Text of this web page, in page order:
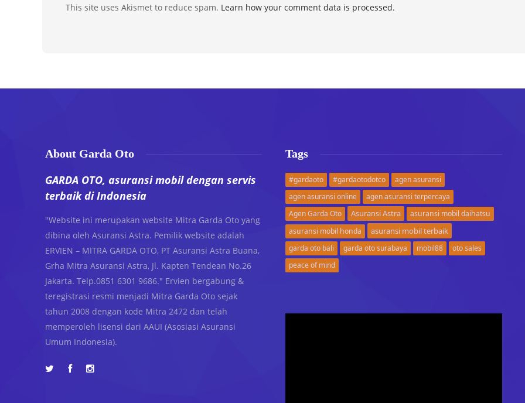
This site uses Akismet to reduce spam. Learn how your comment data is processed.
About Garda Oto
GARDA OTO, asuransi mobil dengan servis
terbaik di Indonesia
"Website ini merupakan website Mitra Garda Oto yang
dibina oleh Asuransi Astra. Pemilik website adalah
ERVIEN – MITRA GARDA OTO, PT Asuransi Astra Buana,
Grha Mitra Asuransi Astra, Jl. Kapten Tendean No.26
Jakarta. Telp.0851 6301 9686." Ervien bergabung &
teregistrasi resmi menjadi Mitra Garda Oto sejak
tahun 2008 dengan kode Mitra 2472 dan telah
memperoleh lisensi dari AAUI (Asosiasi Asuransi
Umum Indonesia).
Tags
#gardaoto #gardaotodotco
agen asuransi
agen asuransi online
agen asuransi terpercaya
Agen Garda Oto
Asuransi Astra
asuransi mobil daihatsu
asuransi mobil honda
asuransi mobil terbaik
garda oto bali garda oto surabaya mobil88
oto sales
peace of mind